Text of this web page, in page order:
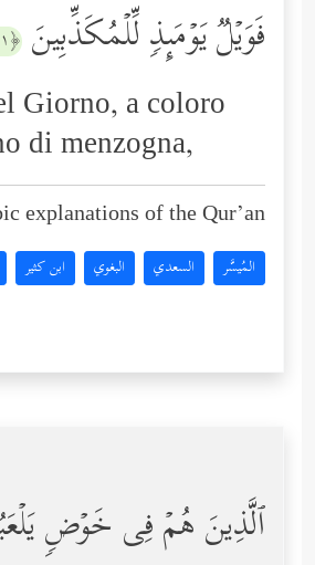
فَوَیۡلࣱ یَوۡمَىِٕذࣲ لِّلۡمُكَذِّبِینَ ﴿١١﴾
Giorno, a coloro
di menzogna,
explanations of the Qur’an:
المُيسَّر السعدي البغوي ابن كثير
ٱلَّذِینَ هُمۡ فِی خَوۡضࣲ